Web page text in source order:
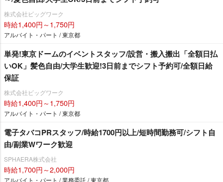
株式会社ビッグワーク
時給1,400円～1,750円
アルバイト・パート / 東京都
単発!東京ドームのイベントスタッフ/設営・搬入搬出「全額日払
いOK」髪色自由/大学生歓迎!3日前までシフト予約可/全額日給
保証
株式会社ビッグワーク
時給1,400円～1,750円
アルバイト・パート / 東京都
電子タバコPRスタッフ/時給1700円以上/短時間勤務可/シフト自
由/副業Wワーク歓迎
SPHAERA株式会社
時給1,700円～2,000円
アルバイト・パート / 業務委託 / 東京都